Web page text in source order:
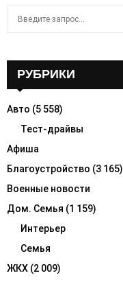
o
РУБРИКИ
Авто (5 558)
Тест-драйвы
Афиша
Благоустройство (3 165)
Военные новости
Дом. Семья (1 159)
Интерьер
Семья
ЖКХ (2 009)